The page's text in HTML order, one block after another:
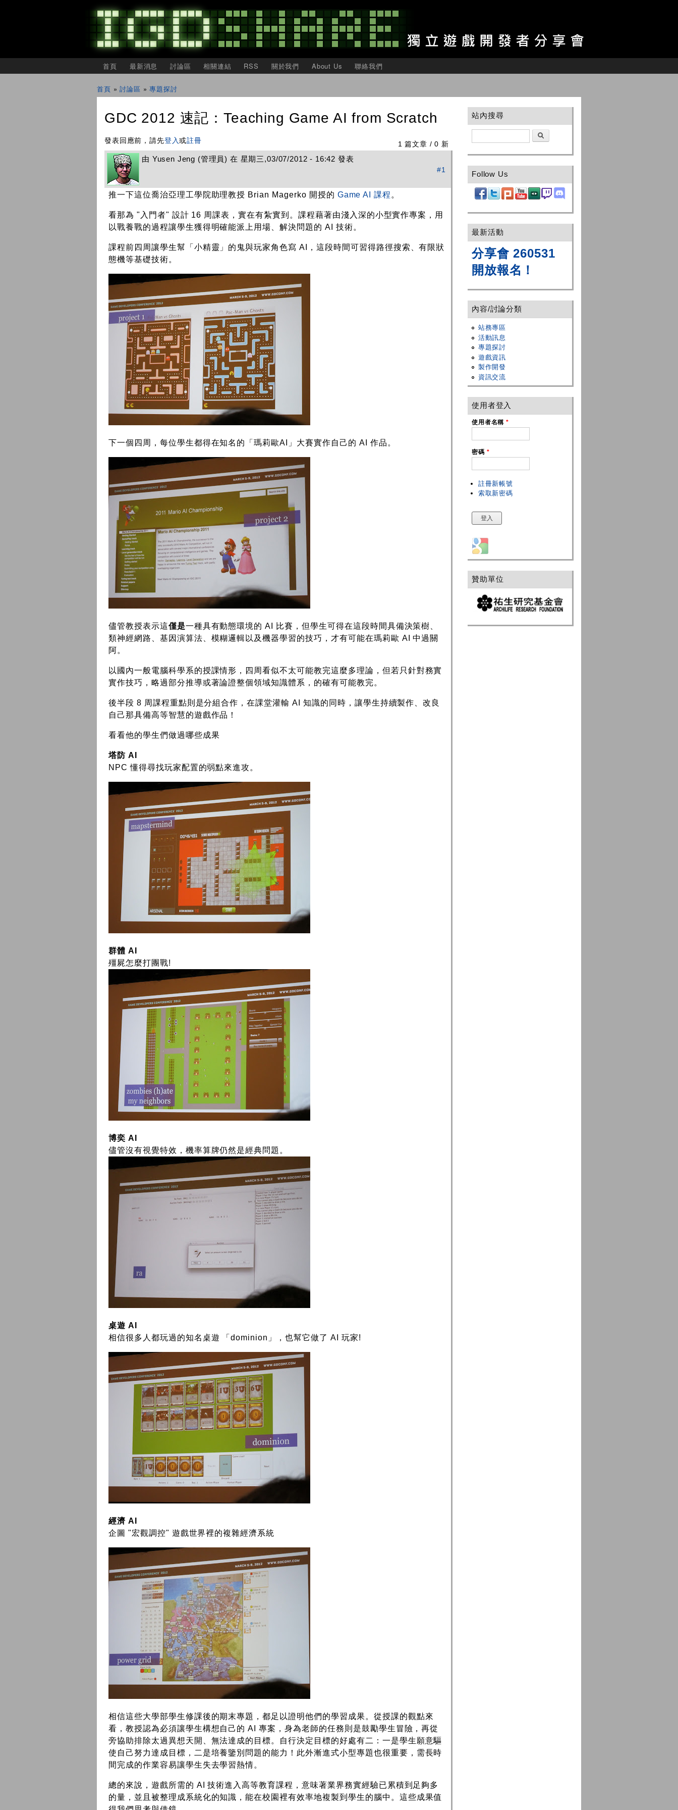
至
主
容
IGDSHARE
首頁 最新消息 討論區 相關連結 RSS 關於我們 About Us 聯絡我們
首頁 »討論區 »專題探討
GDC 2012 速記：Teaching Game AI from Scratch
1 篇文章 / 0 新
發表回應前，請先登入或註冊
由 Yusen Jeng (管理員) 在 星期三,03/07/2012 - 16:42 發表
#1
推一下這位喬治亞理工學院助理教授 Brian Magerko 開授的 Game AI 課程 。
看那為 "入門者" 設計 16 周課表，實在有紮實到。課程藉著由淺入深的小型實作專案，用
以戰養戰的過程讓學生獲得明確能派上用場、解決問題的 AI 技術。
課程前四周讓學生幫「小精靈」的鬼與玩家角色寫 AI，這段時間可習得路徑搜索、有限狀
態機等基礎技術。
下一個四周，每位學生都得在知名的「瑪莉歐AI」大賽實作自己的 AI 作品。
儘管教授表示這僅是一種具有動態環境的 AI 比賽，但學生可得在這段時間具備決策樹、
類神經網路、基因演算法、模糊邏輯以及機器學習的技巧，才有可能在瑪莉歐 AI 中過關
阿。
以國內一般電腦科學系的授課情形，四周看似不太可能教完這麼多理論，但若只針對務實
實作技巧，略過部分推導或著論證整個領域知識體系，的確有可能教完。
後半段 8 周課程重點則是分組合作，在課堂灌輸 AI 知識的同時，讓學生持續製作、改良
自己那具備高等智慧的遊戲作品！
看看他的學生們做過哪些成果
塔防 AI
NPC 懂得尋找玩家配置的弱點來進攻。
群體 AI
殭屍怎麼打團戰!
博奕 AI
儘管沒有視覺特效，機率算牌仍然是經典問題。
桌遊 AI
相信很多人都玩過的知名桌遊 「dominion」，也幫它做了 AI 玩家!
經濟 AI
企圖 "宏觀調控" 遊戲世界裡的複雜經濟系統
相信這些大學部學生修課後的期末專題，都足以證明他們的學習成果。從授課的觀點來
看，教授認為必須讓學生構想自己的 AI 專案，身為老師的任務則是鼓勵學生冒險，再從
旁協助排除太過異想天開、無法達成的目標。自行決定目標的好處有二：一是學生願意驅
使自己努力達成目標，二是培養鑒別問題的能力！此外漸進式小型專題也很重要，需長時
間完成的作業容易讓學生失去學習熱情。
總的來說，遊戲所需的 AI 技術進入高等教育課程，意味著業界務實經驗已累積到足夠多
的量，並且被整理成系統化的知識，能在校園裡有效率地複製到學生的腦中。這些成果值
站內搜尋
Follow Us
最新活動
分享會 260531
開放報名！
內容/討論分類
站務專區
活動訊息
專題探討
遊戲資訊
製作開發
資訊交流
使用者登入
使用者名稱*
密碼 *
註冊新帳號
索取新密碼
Login with Google
贊助單位